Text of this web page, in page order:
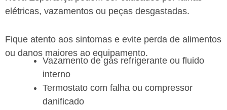
elétricas, vazamentos ou peças desgastadas.
Fique atento aos sintomas e evite perda de alimentos
ou danos maiores ao equipamento.
Vazamento de gás refrigerante ou fluido
interno
Termostato com falha ou compressor
danificado